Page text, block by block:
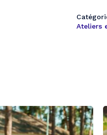
Ateliers